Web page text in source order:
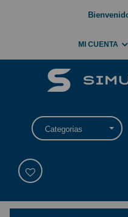
MI CUENTA
Categorias